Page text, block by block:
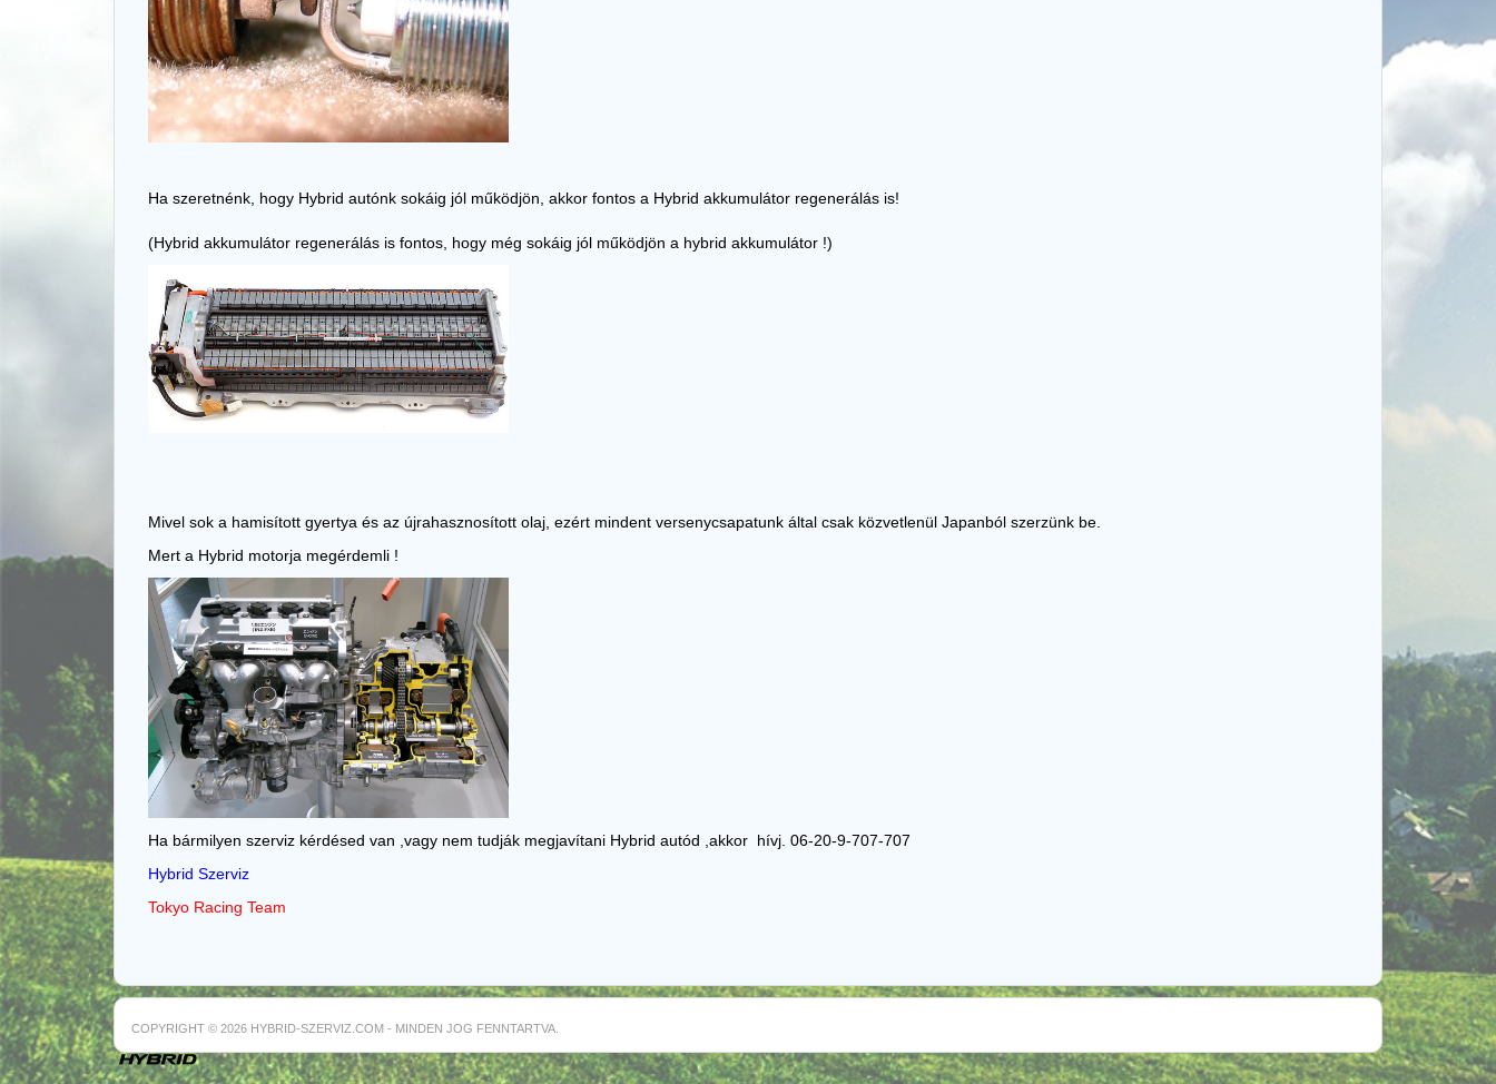
Ha szeretnénk, hogy Hybrid autónk sokáig jól működjön, akkor fontos a Hybrid akkumulátor regenerálás is!
(Hybrid akkumulátor regenerálás is fontos, hogy még sokáig jól működjön a hybrid akkumulátor !)
Mivel sok a hamisított gyertya és az újrahasznosított olaj, ezért mindent versenycsapatunk által csak közvetlenül Japanból szerzünk be.
Mert a Hybrid motorja megérdemli !
Ha bármilyen szerviz kérdésed van ,vagy nem tudják megjavítani Hybrid autód ,akkor hívj. 06-20-9-707-707
Hybrid Szerviz
Tokyo Racing Team
COPYRIGHT © 2026 HYBRID-SZERVIZ.COM - MINDEN JOG FENNTARTVA.